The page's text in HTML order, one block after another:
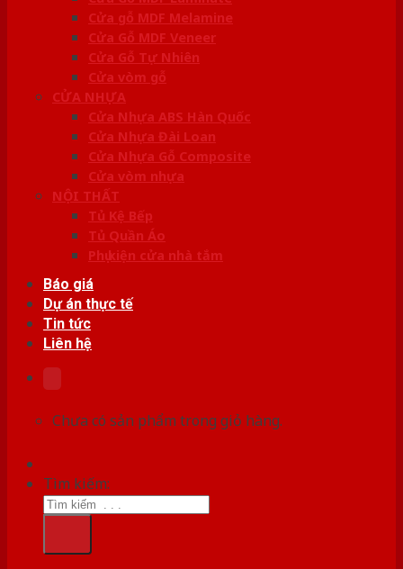
Cửa gỗ MDF Melamine
Cửa Gỗ MDF Veneer
Cửa Gỗ Tự Nhiên
Cửa vòm gỗ
CỬA NHỰA
Cửa Nhựa ABS Hàn Quốc
Cửa Nhựa Đài Loan
Cửa Nhựa Gỗ Composite
Cửa vòm nhựa
NỘI THẤT
Tủ Kệ Bếp
Tủ Quần Áo
Phụ kiện cửa nhà tắm
Báo giá
Dự án thực tế
Tin tức
Liên hệ
Chưa có sản phẩm trong giỏ hàng.
Tìm kiếm: